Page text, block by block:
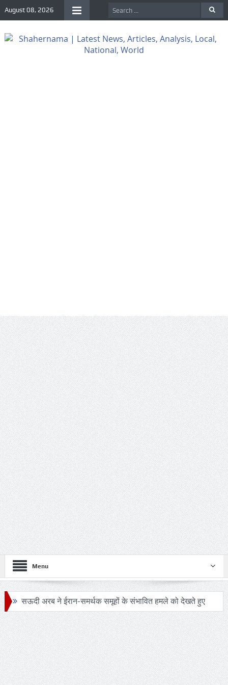
August 08, 2026
Menu
सऊदी अरब ने ईरान-समर्थक समूहों के संभावित हमले को देखते हुए
सुरक्षा एजेंसियों को हाई अलर्ट
24 घंटे का सफ़र: आखिर कब बदलेगी लखनऊ–मुंबई रेल यात्रा की
तस्वीर?
ट्रंप के हेलीकॉप्टर और यात्री विमान के बीच खतरनाक नज़दीकी की